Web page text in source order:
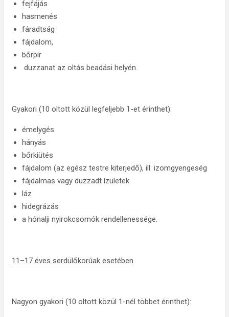
fejfájás
hasmenés
fáradtság
fájdalom,
bőrpír
duzzanat az oltás beadási helyén.
Gyakori (10 oltott közül legfeljebb 1-et érinthet):
émelygés
hányás
bőrkiütés
fájdalom (az egész testre kiterjedő), ill. izomgyengeség
fájdalmas vagy duzzadt ízületek
láz
hidegrázás
a hónalji nyirokcsomók rendellenessége.
11–17 éves serdülőkorúak esetében
Nagyon gyakori (10 oltott közül 1-nél többet érinthet):